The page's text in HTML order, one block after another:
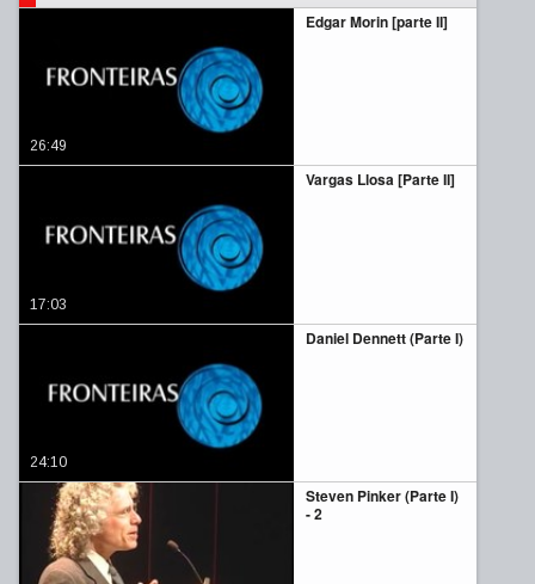
Edgar Morin [parte II]
26:49
Vargas Llosa [Parte II]
17:03
Daniel Dennett (Parte I)
24:10
Steven Pinker (Parte I)
- 2